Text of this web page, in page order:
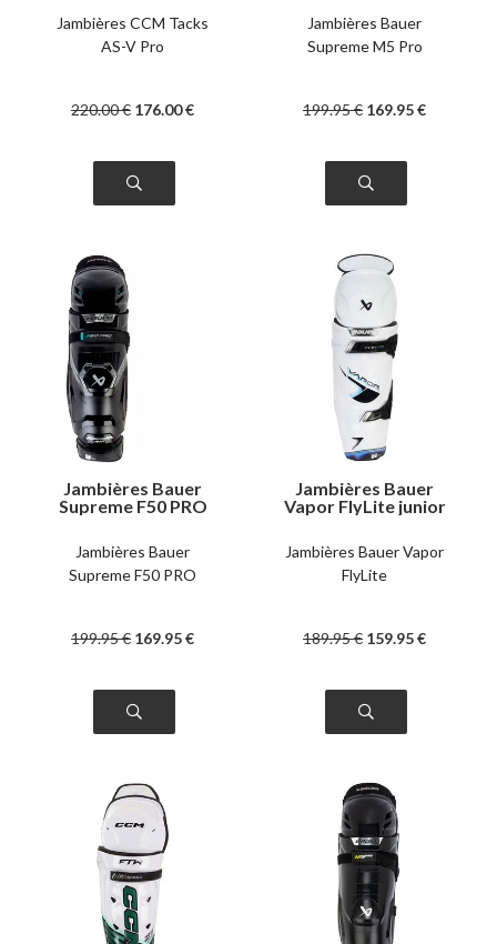
Jambières CCM Tacks
AS-V Pro
220.00€ 176.00€
Jambières Bauer
Supreme M5 Pro
199.95€ 169.95€
Jambières Bauer
Supreme F50 PRO
Jambières Bauer
Supreme F50 PRO
199.95€ 169.95€
Jambières Bauer
Vapor FlyLite junior
Jambières Bauer Vapor
FlyLite
189.95€ 159.95€